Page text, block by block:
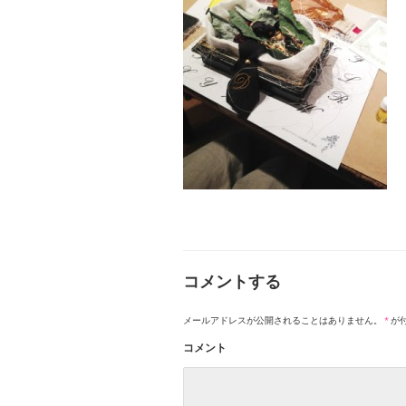
コメントする
メールアドレスが公開されることはありません。 *が
コメント